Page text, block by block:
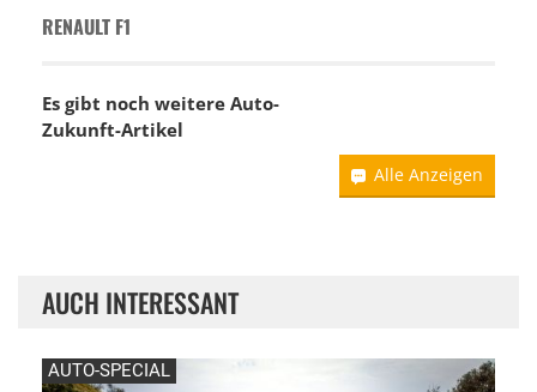
RENAULT F1
Es gibt noch weitere Auto-
Zukunft-Artikel
Alle Anzeigen
AUCH INTERESSANT
AUTO-SPECIAL